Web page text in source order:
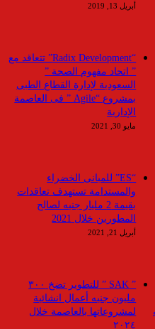
أبريل 13, 2019
“Radix Development” تتعاقد مع
” اتحاد مفهوم الصحة ”
السعودية لإدارة القطاع الطبى
بمشروع “Agile ” فى العاصمة
الإدارية
مايو 30, 2021
“ES” للمبانى الخضراء
والمستدامة تستهدف تعاقدات
بقيمة 2 مليار جنيه لصالح
المطورين خلال 2021
أبريل 21, 2021
” SAK ” للتطوير تضخ ٣٠٠
مليون جنيه أعمال انشائية
لمشروعاتها بالعاصمة خلال
٢٠٢٤